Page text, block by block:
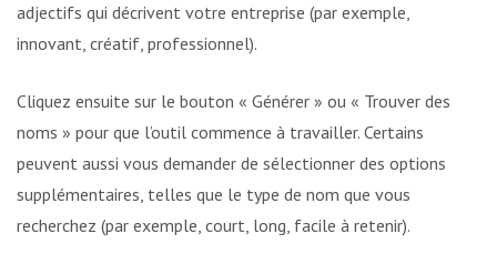
adjectifs qui décrivent votre entreprise (par exemple,
innovant, créatif, professionnel).
Cliquez ensuite sur le bouton « Générer » ou « Trouver des
noms » pour que l’outil commence à travailler. Certains
peuvent aussi vous demander de sélectionner des options
supplémentaires, telles que le type de nom que vous
recherchez (par exemple, court, long, facile à retenir).